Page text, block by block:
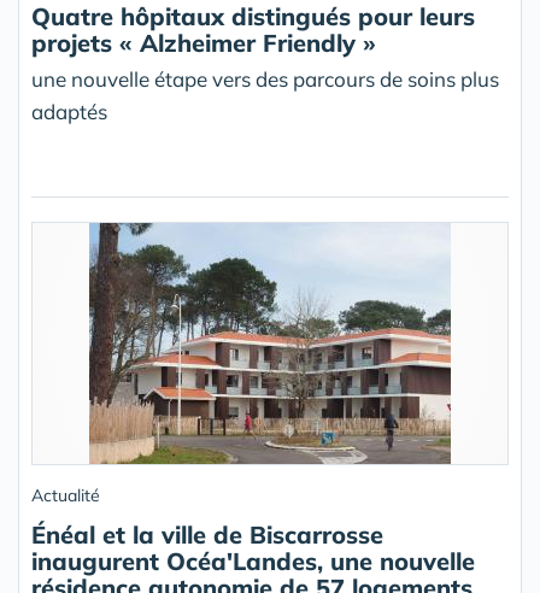
Quatre hôpitaux distingués pour leurs
projets « Alzheimer Friendly »
une nouvelle étape vers des parcours de soins plus
adaptés
Actualité
Énéal et la ville de Biscarrosse
inaugurent Océa'Landes, une nouvelle